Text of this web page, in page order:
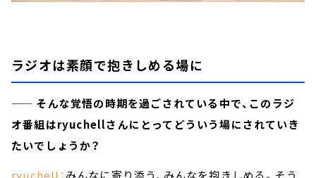
ラジオは素顔で抱きしめる場に
—— そんな覚悟の時期を過ごされている中で、このラジ
オ番組はryuchellさんにとってどういう場にされていき
たいでしょうか？
ryuchell：みんなに寄り添う、みんなを抱きしめる。そう